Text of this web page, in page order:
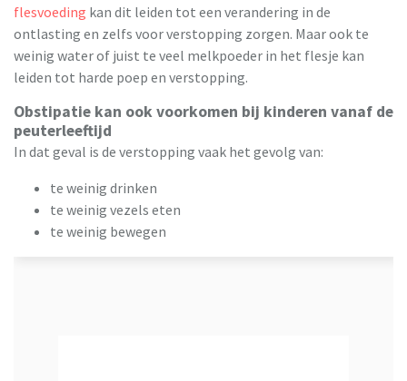
flesvoeding kan dit leiden tot een verandering in de
ontlasting en zelfs voor verstopping zorgen. Maar ook te
weinig water of juist te veel melkpoeder in het flesje kan
leiden tot harde poep en verstopping.
Obstipatie kan ook voorkomen bij kinderen vanaf de
peuterleeftijd
In dat geval is de verstopping vaak het gevolg van:
te weinig drinken
te weinig vezels eten
te weinig bewegen